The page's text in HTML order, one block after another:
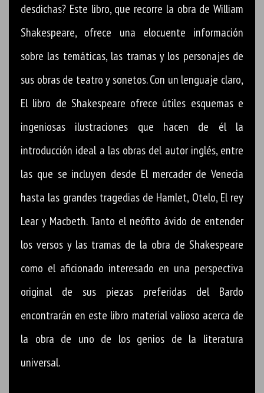
desdichas? Este libro, que recorre la obra de William
Shakespeare, ofrece una elocuente información
sobre las temáticas, las tramas y los personajes de
sus obras de teatro y sonetos. Con un lenguaje claro,
El libro de Shakespeare ofrece útiles esquemas e
ingeniosas ilustraciones que hacen de él la
introducción ideal a las obras del autor inglés, entre
las que se incluyen desde El mercader de Venecia
hasta las grandes tragedias de Hamlet, Otelo, El rey
Lear y Macbeth. Tanto el neófito ávido de entender
los versos y las tramas de la obra de Shakespeare
como el aficionado interesado en una perspectiva
original de sus piezas preferidas del Bardo
encontrarán en este libro material valioso acerca de
la obra de uno de los genios de la literatura
universal.